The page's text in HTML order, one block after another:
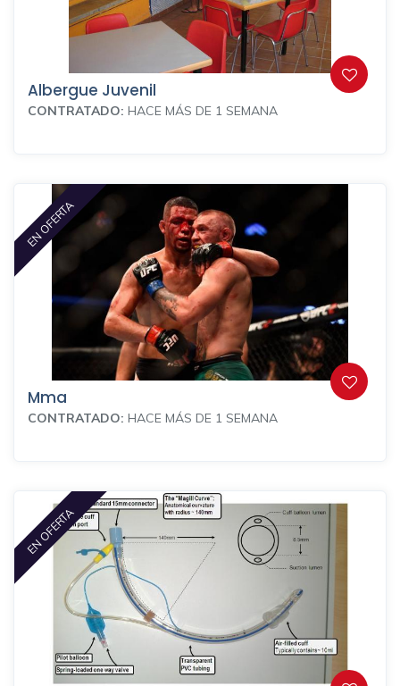
Albergue Juvenil
CONTRATADO: HACE MÁS DE 1 SEMANA
EN OFERTA
Mma
CONTRATADO: HACE MÁS DE 1 SEMANA
EN OFERTA